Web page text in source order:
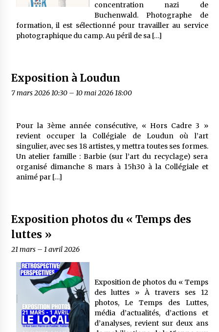
concentration nazi de
Buchenwald. Photographe de
formation, il est sélectionné pour travailler au service
photographique du camp. Au péril de sa […]
Exposition à Loudun
7 mars 2026 10:30– 10 mai 2026 18:00
Pour la 3ème année consécutive, « Hors Cadre 3 »
revient occuper la Collégiale de Loudun où l’art
singulier, avec ses 18 artistes, y mettra toutes ses formes.
Un atelier famille : Barbie (sur l’art du recyclage) sera
organisé dimanche 8 mars à 15h30 à la Collégiale et
animé par […]
Exposition photos du « Temps des
luttes »
21 mars– 1 avril 2026
Exposition de photos du « Temps
des luttes » À travers ses 12
photos, Le Temps des Luttes,
média d’actualités, d’actions et
d’analyses, revient sur deux ans